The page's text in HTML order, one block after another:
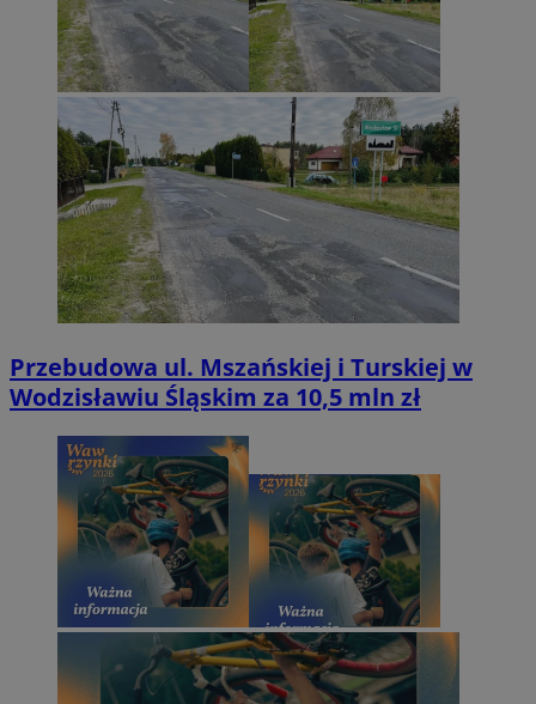
Przebudowa ul. Mszańskiej i Turskiej w
Wodzisławiu Śląskim za 10,5 mln zł